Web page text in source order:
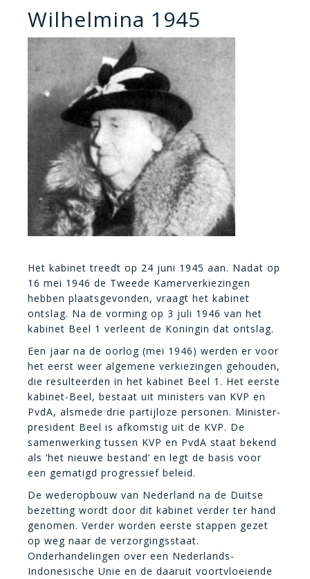
Wilhelmina 1945
Het kabinet treedt op 24 juni 1945 aan. Nadat op
16 mei 1946 de Tweede Kamerverkiezingen
hebben plaatsgevonden, vraagt het kabinet
ontslag. Na de vorming op 3 juli 1946 van het
kabinet Beel 1 verleent de Koningin dat ontslag.
Een jaar na de oorlog (mei 1946) werden er voor
het eerst weer algemene verkiezingen gehouden,
die resulteerden in het kabinet Beel 1. Het eerste
kabinet-Beel, bestaat uit ministers van KVP en
PvdA, alsmede drie partijloze personen. Minister-
president Beel is afkomstig uit de KVP. De
samenwerking tussen KVP en PvdA staat bekend
als ‘het nieuwe bestand’ en legt de basis voor
een gematigd progressief beleid.
De wederopbouw van Nederland na de Duitse
bezetting wordt door dit kabinet verder ter hand
genomen. Verder worden eerste stappen gezet
op weg naar de verzorgingsstaat.
Onderhandelingen over een Nederlands-
Indonesische Unie en de daaruit voortvloeiende